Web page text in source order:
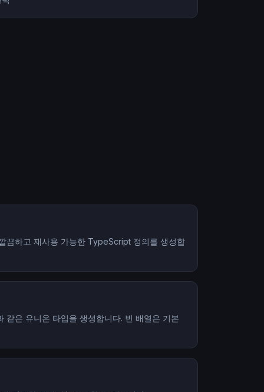
끔하고 재사용 가능한 TypeScript 정의를 생성합
은 유니온 타입을 생성합니다. 빈 배열은 기본